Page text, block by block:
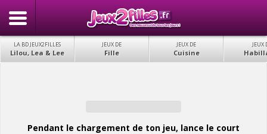
LA BD JEUX2FILLES
Lilou, Lea & Lee
JEUX DE
Fille
JEUX DE
Cuisine
JEUX
Pendant le chargement de ton jeu, lance le court